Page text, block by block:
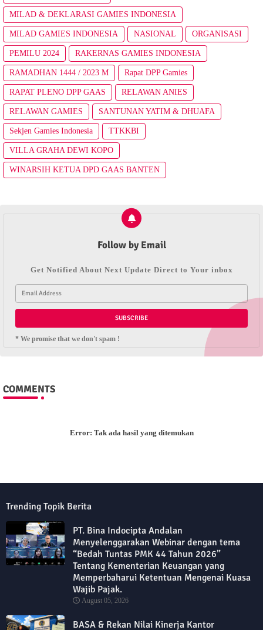
MILAD & DEKLARASI GAMIES INDONESIA
MILAD GAMIES INDONESIA NASIONAL ORGANISASI
PEMILU 2024 RAKERNAS GAMIES INDONESIA
RAMADHAN 1444 / 2023 M Rapat DPP Gamies
RAPAT PLENO DPP GAAS RELAWAN ANIES
RELAWAN GAMIES SANTUNAN YATIM & DHUAFA
Sekjen Gamies Indonesia TTKKBI
VILLA GRAHA DEWI KOPO
WINARSIH KETUA DPD GAAS BANTEN
Follow by Email
Get Notified About Next Update Direct to Your inbox
* We promise that we don't spam !
COMMENTS
Error: Tak ada hasil yang ditemukan
Trending Topik Berita
PT. Bina Indocipta Andalan
Menyelenggarakan Webinar dengan tema
“Bedah Tuntas PMK 44 Tahun 2026”
Tentang Kementerian Keuangan yang
Memperbaharui Ketentuan Mengenai Kuasa
Wajib Pajak.
August 05, 2026
BASA & Rekan Nilai Kinerja Kantor